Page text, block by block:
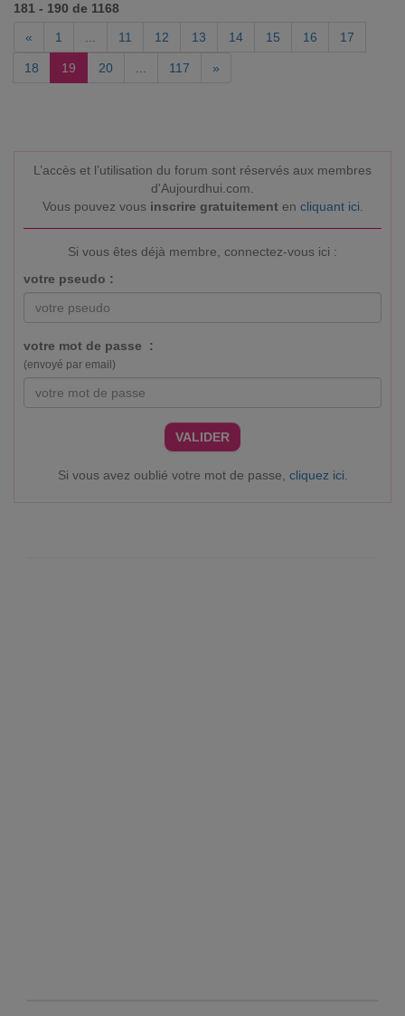
181 - 190 de 1168
«
1 11 12 13 14 15 16 17
18 19 20 117 »
L’accès et l’utilisation du forum sont réservés aux membres
d'Aujourdhui.com.
Vous pouvez vous inscrire gratuitementen cliquant ici
Si vous êtes déjà membre, connectez-vous ici :
votre pseudo :
votre mot de passe :
(envoyé par email)
VALIDER
Si vous avez oublié votre mot de passe, cliquez ici